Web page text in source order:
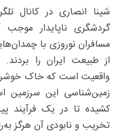
شینا انصاری در کانال
گردشگری ناپایدار
مسافران نوروزی با
از طبیعت ایران را
واقعیت است که خاک
زمین‌شناسی این سرزمین
کشیده تا در یک فرآیند
تخریب و نابودی آن هرگز